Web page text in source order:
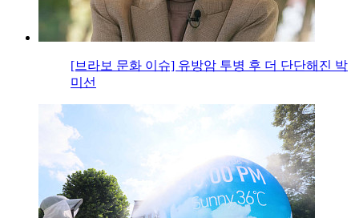
[브라보 문화 이슈] 유방암 투병 후 더 단단해진 박
미선